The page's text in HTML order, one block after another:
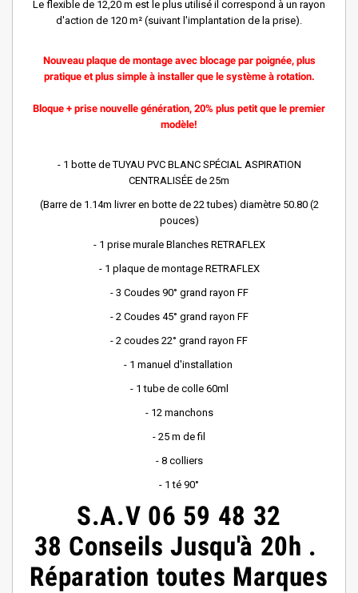
Le flexible de 12,20 m est le plus utilisé il correspond à un rayon
d'action de 120 m² (suivant l'implantation de la prise).
Nouveau plaque de montage avec blocage par poignée, plus
pratique et plus simple à installer que le système à rotation.
Bloque + prise nouvelle génération, 20% plus petit que le premier
modèle!
- 1 botte de TUYAU PVC BLANC SPÉCIAL ASPIRATION
CENTRALISÉE de 25m
(Barre de 1.14m livrer en botte de 22 tubes) diamètre 50.80 (2
pouces)
- 1 prise murale Blanches RETRAFLEX
- 1 plaque de montage RETRAFLEX
- 3 Coudes 90° grand rayon FF
- 2 Coudes 45° grand rayon FF
- 2 coudes 22° grand rayon FF
- 1 manuel d'installation
- 1 tube de colle 60ml
- 12 manchons
- 25 m de fil
- 8 colliers
- 1 té 90°
S.A.V 06 59 48 32
38 ConseilsJusqu'à 20h .
Réparation toutes Marques